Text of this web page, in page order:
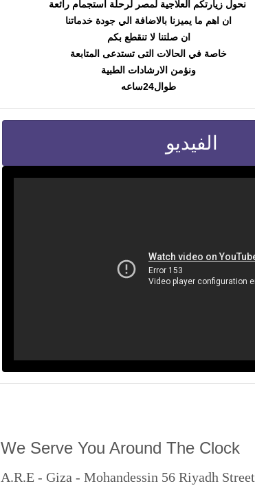
نحول زيارتكم العلاجية لمصر لرحلة استجمام رائعة
ان اهم ما يميزنا بالاضافة الي جودة خدماتنا
ان صلتنا لا تنقطع بكم
خاصة في الحالات التى تستدعى المتابعة
ونؤمن الارشادات الطبية
طوال24ساعه
الفيديو
We Serve You Around The Clock
A.R.E - Giza - Mohandessin 56 Riyadh Street